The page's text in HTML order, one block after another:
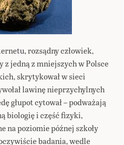
rozsądny człowiek,
z jedną z mniejszych w Polsce
skrytykował w sieci
lawinę nieprzychylnych
głupot cytował – podważają
biologię i część fizyki,
na poziomie późnej szkoły
badania, wedle